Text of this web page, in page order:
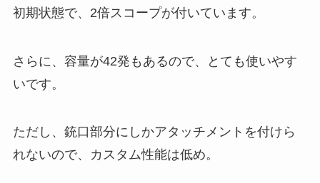
初期状態で、2倍スコープが付いています。
さらに、容量が42発もあるので、とても使いやす
いです。
ただし、銃口部分にしかアタッチメントを付けら
れないので、カスタム性能は低め。